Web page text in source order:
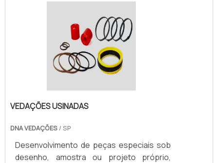
De modo geral, as gaxetas não requerem
cuidados para seu ajuste, mas quanto à
montagem deve-se verificar toda a
extensão entre a aresta de vedação e as
regiões a serem vedadas.
VEDAÇÕES USINADAS
DNA VEDAÇÕES / SP
Desenvolvimento de peças especiais sob
desenho, amostra ou projeto próprio,